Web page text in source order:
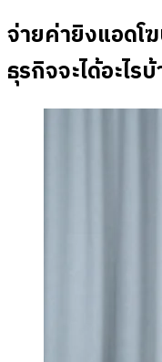
จ่ายค่ายิงแอดโ
ธุรกิจจะได้อะไร